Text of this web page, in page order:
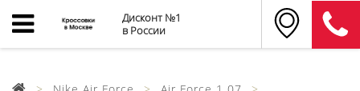
Дисконт №1
в России